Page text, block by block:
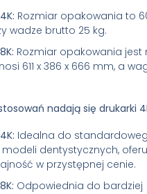
Rozmiar opakowania to
wadze brutto 25 kg.
Rozmiar opakowania jest
611 x 386 x 666 mm, a
nadają się drukarki
Idealna do
dentystycznych,
w przystępnej cenie.
Odpowiednia do bardziej